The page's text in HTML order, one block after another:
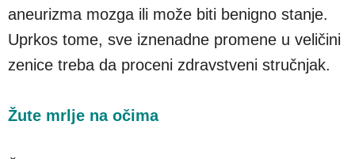
aneurizma mozga ili može biti benigno stanje.
Uprkos tome, sve iznenadne promene u veličini
zenice treba da proceni zdravstveni stručnjak.
Žute mrlje na očima